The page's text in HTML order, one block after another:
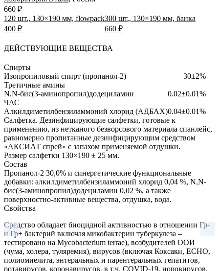
120 шт., 130×190 мм, flowpack
400 ₽
300 шт., 130×190 мм, банка
660 ₽
ДЕЙСТВУЮЩИЕ ВЕЩЕСТВА
Спирты
Изопропиловый спирт (пропанол-2)
30±2%
Третичные амины
N,N-бис(3-аминопропил)додециламин
0.02±0.01%
ЧАС
Алкилдиметилбензиламмоний хлорид (АДБАХ)0.04±0.01%
Салфетка. Дезинфицирующие салфетки, готовые к
применению, из нетканого безворсового материала спанлейс,
равномерно пропитанные дезинфицирующим средством
«АКСИАТ спрей» с запахом применяемой отдушки.
Размер салфетки 130×190 ± 25 мм.
Состав
Пропанол-2 30,0% и синергетические функциональные
добавки: алкилдиметилбензиламмоний хлорид 0,04 %, N,N-
бис(3-аминопропил)додециламин 0,02 %, а также
поверхностно-активные вещества, отдушка, вода.
Свойства
Средство обладает биоцидной активностью в отношении Гр-
и Гр+ бактерий включая микобактерии туберкулеза –
тестировано на Mycobacterium terrae), возбудителей ООИ
(чума, холера, туляремия), вирусов (включая Коксаки, ЕСНО,
полиомиелита, энтеральных и парентеральных гепатитов,
ротавирусов, коронавирусов, в т.ч. COVID-19, норовирусов,
660 ₽